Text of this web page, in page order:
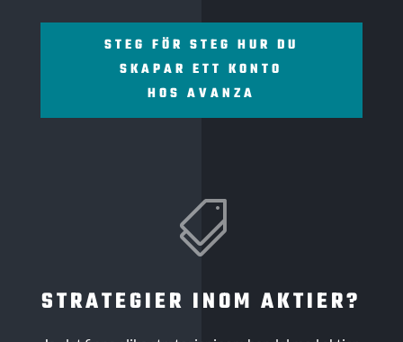
STEG FÖR STEG HUR DU
SKAPAR ETT KONTO
HOS AVANZA

STRATEGIER INOM AKTIER?